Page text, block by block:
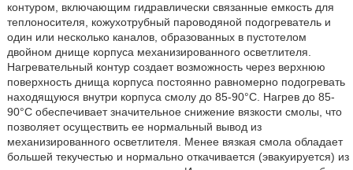
контуром, включающим гидравлически связанные емкость для
теплоносителя, кожухотрубный пароводяной подогреватель и
один или несколько каналов, образованных в пустотелом
двойном днище корпуса механизированного осветлителя.
Нагревательный контур создает возможность через верхнюю
поверхность днища корпуса постоянно равномерно подогревать
находящуюся внутри корпуса смолу до 85-90°C. Нагрев до 85-
90°C обеспечивает значительное снижение вязкости смолы, что
позволяет осуществить ее нормальный вывод из
механизированного осветлителя. Менее вязкая смола обладает
большей текучестью и нормально откачивается (эвакуируется) из